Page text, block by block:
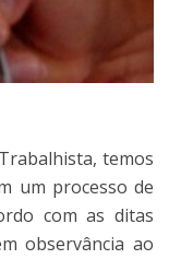
temos
um processo de
com as ditas
observância ao